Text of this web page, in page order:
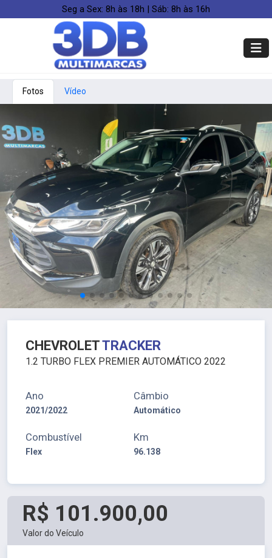
Seg a Sex: 8h às 18h | Sáb: 8h às 16h
Fotos Vídeo
CHEVROLETTRACKER
1.2 TURBO FLEX PREMIER AUTOMÁTICO 2022
Ano
2021/2022
Câmbio
Automático
Combustível
Flex
Km
96.138
R$ 101.900,00
Valor do Veículo